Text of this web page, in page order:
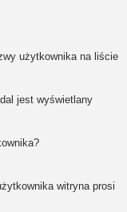
użytkownika na liście
jest wyświetlany
witryna prosi